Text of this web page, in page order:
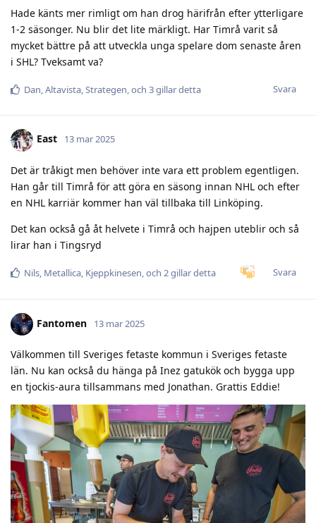
Hade känts mer rimligt om han drog härifrån efter ytterligare
1-2 säsonger. Nu blir det lite märkligt. Har Timrå varit så
mycket bättre på att utveckla unga spelare dom senaste åren
i SHL? Tveksamt va?
Svara
Dan Altavista Strategen , och 3gillar detta
East 13 mar 2025
Det är tråkigt men behöver inte vara ett problem egentligen.
Han går till Timrå för att göra en säsong innan NHL och efter
en NHL karriär kommer han väl tillbaka till Linköping.
Det kan också gå åt helvete i Timrå och hajpen uteblir och så
lirar han i Tingsryd
Svara
Nils Metallica Kjeppkinesen , och 2gillar detta
Fantomen 13 mar 2025
Välkommen till Sveriges fetaste kommun i Sveriges fetaste
län. Nu kan också du hänga på Inez gatukök och bygga upp
en tjockis-aura tillsammans med Jonathan. Grattis Eddie!